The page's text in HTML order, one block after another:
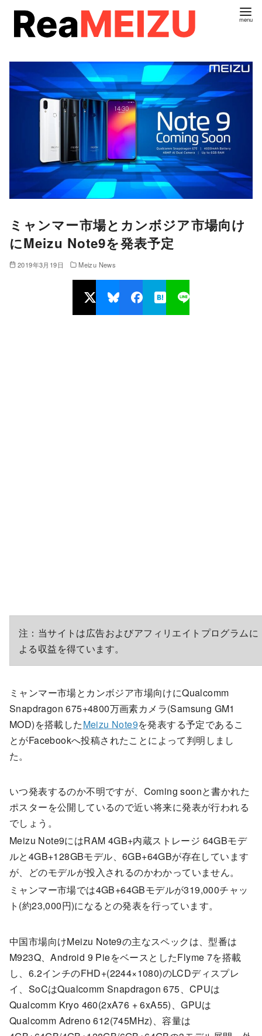
ミャンマー市場とカンボジア市場向け
にMeizu Note9を発表予定
2019年3月19日 Meizu News
注：当サイトは広告およびアフィリエイトプログラムに
よる収益を得ています。
ミャンマー市場とカンボジア市場向けにQualcomm
Snapdragon 675+4800万画素カメラ(Samsung GM1
MOD)を搭載したMeizu Note9を発表する予定であるこ
とがFacebookへ投稿されたことによって判明しまし
た。
いつ発表するのか不明ですが、Coming soonと書かれた
ポスターを公開しているので近い将来に発表が行われる
でしょう。
Meizu Note9にはRAM 4GB+内蔵ストレージ 64GBモデ
ルと4GB+128GBモデル、6GB+64GBが存在しています
が、どのモデルが投入されるのかわかっていません。
ミャンマー市場では4GB+64GBモデルが319,000チャッ
ト(約23,000円)になるとの発表を行っています。
中国市場向けMeizu Note9の主なスペックは、型番は
M923Q、Android 9 PieをベースとしたFlyme 7を搭載
し、6.2インチのFHD+(2244×1080)のLCDディスプレ
イ、SoCはQualcomm Snapdragon 675、CPUは
Qualcomm Kryo 460(2xA76 + 6xA55)、GPUは
Qualcomm Adreno 612(745MHz)、容量は